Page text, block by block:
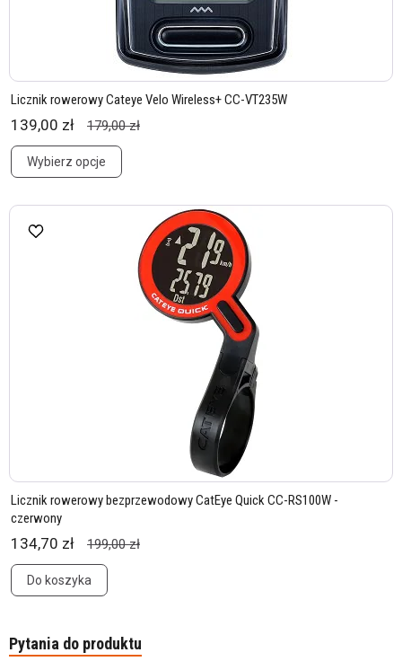
Licznik rowerowy Cateye Velo Wireless+ CC-VT235W
139,00 zł 179,00 zł
Wybierz opcje
Licznik rowerowy bezprzewodowy CatEye Quick CC-RS100W -
czerwony
134,70 zł 199,00 zł
Do koszyka
Pytania do produktu